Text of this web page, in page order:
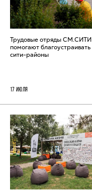
Трудовые отряды СМ.СИТИ
помогают благоустраивать
сити-районы
17 ИЮЛЯ